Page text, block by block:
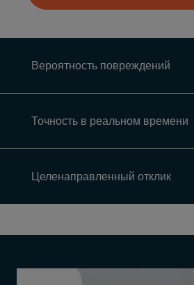
Вероятность повреждений
Точность в реальном времени
Целенаправленный отклик